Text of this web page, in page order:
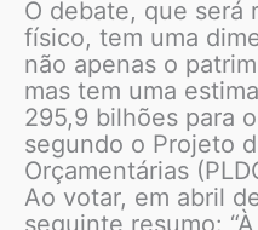
O debate, que será
físico, tem uma
não apenas o
mas tem uma
295,9 bilhões para
segundo o Projeto
Orçamentárias
Ao votar, em abril